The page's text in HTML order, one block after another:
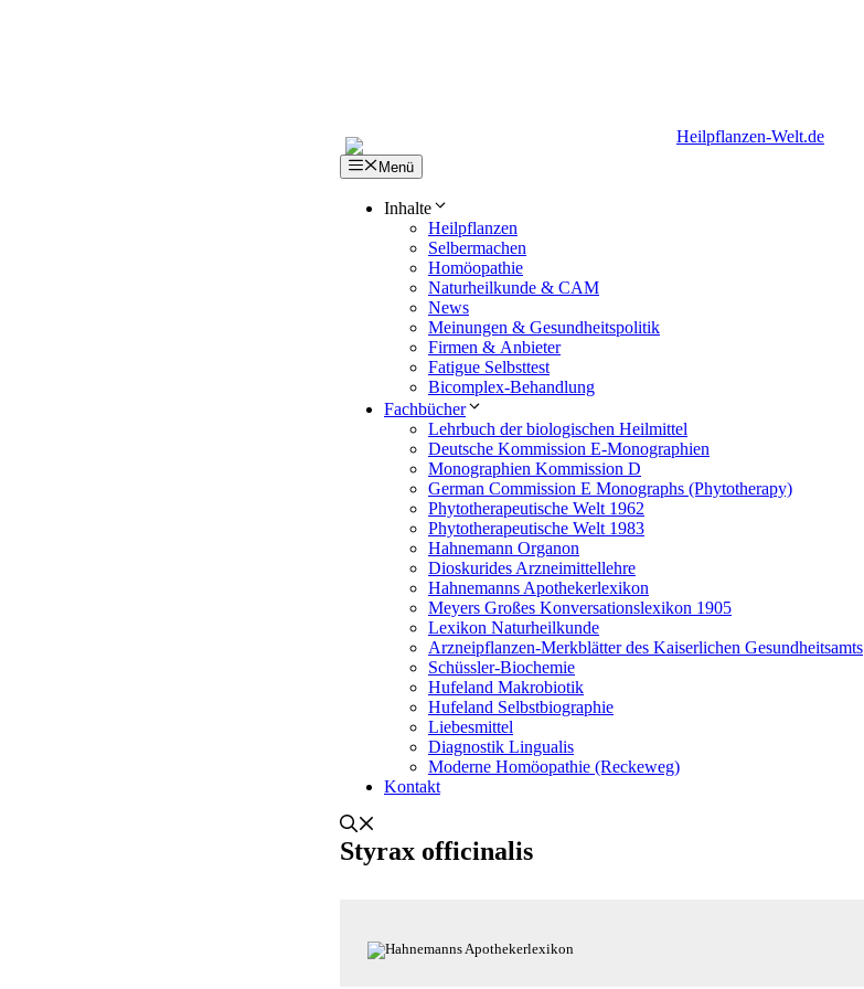
Menü
Inhalte
Heilpflanzen
Selbermachen
Homöopathie
Naturheilkunde & CAM
News
Meinungen & Gesundheitspolitik
Firmen & Anbieter
Fatigue Selbsttest
Bicomplex-Behandlung
Fachbücher
Lehrbuch der biologischen Heilmittel
Deutsche Kommission E‑Monographien
Monographien Kommission D
German Commission E Monographs (Phytotherapy)
Phytotherapeutische Welt 1962
Phytotherapeutische Welt 1983
Hahnemann Organon
Dioskurides Arzneimittellehre
Hahnemanns Apothekerlexikon
Meyers Großes Konversationslexikon 1905
Lexikon Naturheilkunde
Arzneipflanzen-Merkblätter des Kaiserlichen Gesundheitsamts
Schüssler-Biochemie
Hufeland Makrobiotik
Hufeland Selbstbiographie
Liebesmittel
Diagnostik Lingualis
Moderne Homöopathie (Reckeweg)
Kontakt
Styrax officinalis